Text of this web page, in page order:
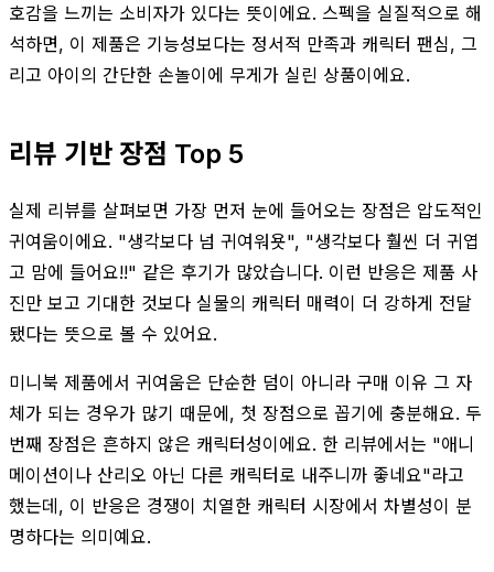
호감을 느끼는 소비자가 있다는 뜻이에요. 스펙을 실질적으로 해
석하면, 이 제품은 기능성보다는 정서적 만족과 캐릭터 팬심, 그
리고 아이의 간단한 손놀이에 무게가 실린 상품이에요.
리뷰 기반 장점 Top 5
실제 리뷰를 살펴보면 가장 먼저 눈에 들어오는 장점은 압도적인
귀여움이에요. "생각보다 넘 귀여워욧", "생각보다 훨씬 더 귀엽
고 맘에 들어요!!" 같은 후기가 많았습니다. 이런 반응은 제품 사
진만 보고 기대한 것보다 실물의 캐릭터 매력이 더 강하게 전달
됐다는 뜻으로 볼 수 있어요.
미니북 제품에서 귀여움은 단순한 덤이 아니라 구매 이유 그 자
체가 되는 경우가 많기 때문에, 첫 장점으로 꼽기에 충분해요. 두
번째 장점은 흔하지 않은 캐릭터성이에요. 한 리뷰에서는 "애니
메이션이나 산리오 아닌 다른 캐릭터로 내주니까 좋네요"라고
했는데, 이 반응은 경쟁이 치열한 캐릭터 시장에서 차별성이 분
명하다는 의미예요.